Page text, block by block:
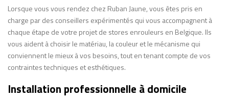
Lorsque vous vous rendez chez Ruban Jaune, vous êtes pris en
charge par des conseillers expérimentés qui vous accompagnent à
chaque étape de votre projet de stores enrouleurs en Belgique. Ils
vous aident à choisir le matériau, la couleur et le mécanisme qui
conviennent le mieux à vos besoins, tout en tenant compte de vos
contraintes techniques et esthétiques.
Installation professionnelle à domicile